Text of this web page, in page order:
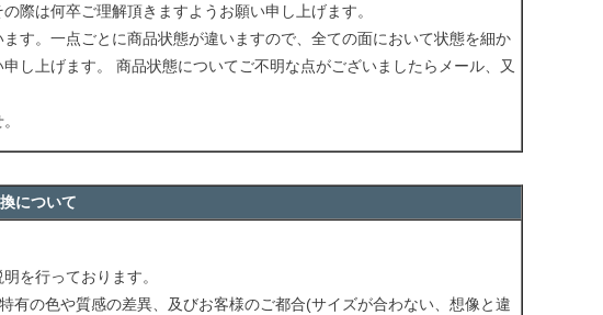
際は何卒ご理解頂きますようお願い申し上げます。
す。一点ごとに商品状態が違いますので、全ての面において状態を細か
し上げます。 商品状態についてご不明な点がございましたらメール、又
について
を行っております。
の色や質感の差異、及びお客様のご都合(サイズが合わない、想像と違